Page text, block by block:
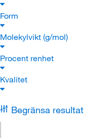
Form
Molekylvikt (g/mol)
Procent renhet
Kvalitet
Begränsa resultat